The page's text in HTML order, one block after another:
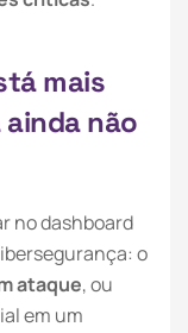
tá mais
aindanão
no dashboard
o
ataque, ou
em um